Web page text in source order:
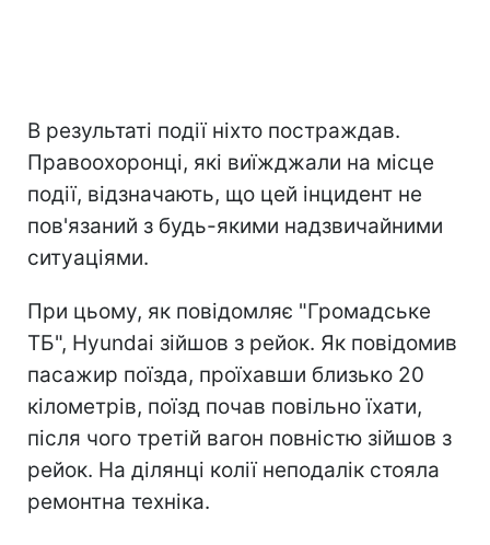
В результаті події ніхто постраждав.
Правоохоронці, які виїжджали на місце
події, відзначають, що цей інцидент не
пов'язаний з будь-якими надзвичайними
ситуаціями.
При цьому, як повідомляє "Громадське
ТБ", Hyundai зійшов з рейок. Як повідомив
пасажир поїзда, проїхавши близько 20
кілометрів, поїзд почав повільно їхати,
після чого третій вагон повністю зійшов з
рейок. На ділянці колії неподалік стояла
ремонтна техніка.